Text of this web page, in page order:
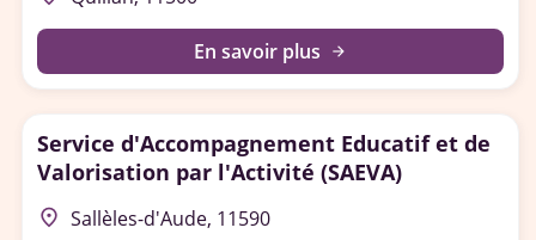
En savoir plus arrow_forward
Service d'Accompagnement Educatif et de
Valorisation par l'Activité (SAEVA)
place Sallèles-d'Aude, 11590